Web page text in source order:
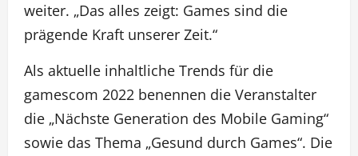
weiter. „Das alles zeigt: Games sind die
prägende Kraft unserer Zeit.“
Als aktuelle inhaltliche Trends für die
gamescom 2022 benennen die Veranstalter
die „Nächste Generation des Mobile Gaming“
sowie das Thema „Gesund durch Games“. Die